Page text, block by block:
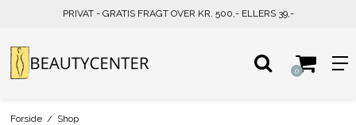
PRIVAT - GRATIS FRAGT OVER KR. 500,- ELLERS 39,-
0
Forside / Shop